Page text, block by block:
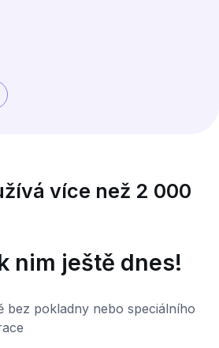
se skenováním,
na kartu historie a
mnohem chytřejší a
více než 2 000
nim ještě dnes!
bez pokladny nebo speciálního